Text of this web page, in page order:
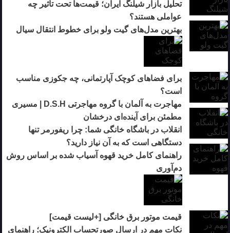
تحلیل بازار شیلنگ ایران؛ قیمت‌ها تحت تأثیر چه
عواملی هستند؟
بهترین مدل‌های گیت ولو برای خطوط انتقال سیال
برای فضاهای کوچک آپارتمانی، چه جکوزی مناسب
است؟
مهاجرت به آلمان با گروه مهاجرتی D.S.H | مسیری
مطمئن برای آینده‌ای درخشان
انقلاب در باشگاه خانگی شما: چرا ریفورمر تنها
دستگاهی است که به آن نیاز دارید؟
راهنمای کامل خرید قهوه آسیاب شده بر اساس روش
دم‌آوری
قیمت موتور برق خانگی [+لیست قیمت]
نکات مهم در ارسال صورتحساب الکترونیک؛ راهنمای